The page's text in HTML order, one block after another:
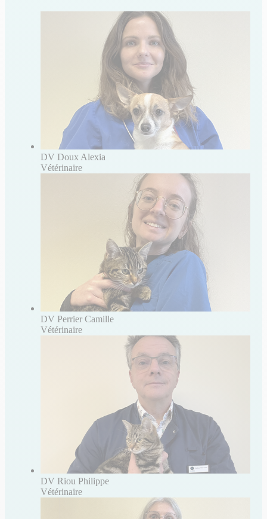
DV Doux Alexia
Vétérinaire
DV Perrier Camille
Vétérinaire
DV Riou Philippe
Vétérinaire